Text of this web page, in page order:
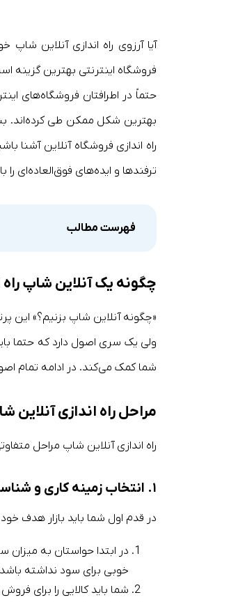
آیا آرزوی راه اندازی آنلاین
فروشگاه اینترنتی بهترین گزینه
حتماً در اطرافتان فروشگاه‌های
بهترین شکل ممکن طی کرده‌اند.
راه اندازی فروشگاه آنلاین
ترفندها و ایده‌های فوق‌العاده‌ای را
فهرست مطالب
چگونه یک آنلاین شاپ راه
«چگونه آنلاین شاپ بزنیم؟» این
ولی یک سری اصول دارد که حتما
شما کمک می‌کند. در ادامه تمام
مراحل راه اندازی آنلاین
راه اندازی آنلاین شاپ مراحل
۱. انتخاب زمینه کاری و شناسایی مخاطبان هدف
در قدم اول شما باید بازار هدف
در ابتدا حواستان به میزان
خوبی برای سود نداشته
شما باید کالایی را برای